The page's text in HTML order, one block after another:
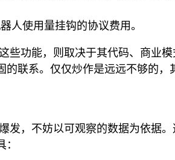
人使用量挂钩的协议费用。
些功能，则取决于其代码、商业
联系。仅仅炒作是远远不够的，
发，不妨以可观察的数据为依据